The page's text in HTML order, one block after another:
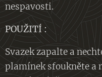
nespavosti.
POUŽITÍ :
Svazek zapalte a
plamínek sfoukněte a